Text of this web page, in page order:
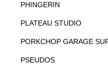
PHINGERIN
PLATEAU STUDIO
PORKCHOP GARAGE
PSEUDOS